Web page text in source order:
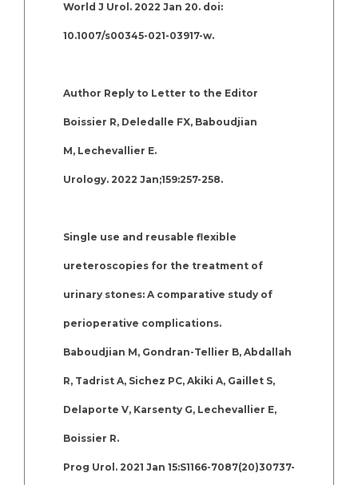
World J Urol. 2022 Jan 20. doi:
10.1007/s00345-021-03917-w.
Author Reply to Letter to the Editor
Boissier R, Deledalle FX, Baboudjian
M, Lechevallier E.
Urology. 2022 Jan;159:257-258.
Single use and reusable flexible
ureteroscopies for the treatment of
urinary stones: A comparative study of
perioperative complications.
Baboudjian M, Gondran-Tellier B, Abdallah
R, Tadrist A, Sichez PC, Akiki A, Gaillet S,
Delaporte V, Karsenty G, Lechevallier E,
Boissier R.
Prog Urol. 2021 Jan 15:S1166-7087(20)30737-